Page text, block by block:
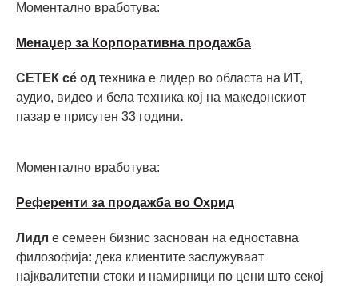
Моментално вработува:
Mенаџер за Корпоративна продажба
СЕТЕК сé од техника е лидер во областа на ИТ,
аудио, видео и бела техника кој на македонскиот
пазар е присутен 33 години.
Моментално вработува:
Референти за продажба во Охрид
Лидл е семеен бизнис заснован на едноставна
филозофија: дека клиентите заслужуваат
најквалитетни стоки и намирници по цени што секој